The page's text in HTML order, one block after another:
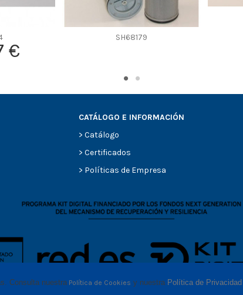
-
-
-
-
€
SH68179
CATÁLOGO E INFORMACIÓN
> Catálogo
> Certificados
> Políticas de Empresa
Consulta nuestra Política de Cookies y nuestra Política de Privacidad